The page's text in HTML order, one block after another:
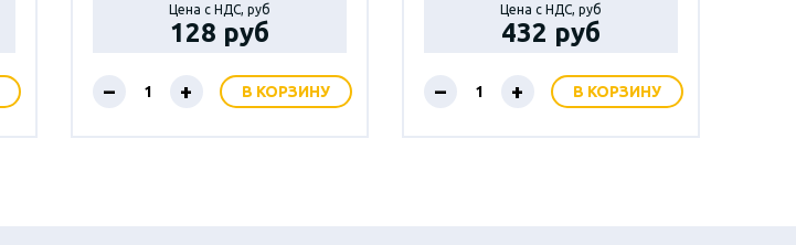
Цена с НДС, руб
128 руб
– + В КОРЗИНУ
Цена с НДС, руб
432 руб
– + В КОРЗИНУ